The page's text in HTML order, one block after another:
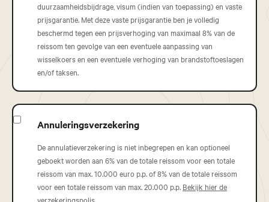
duurzaamheidsbijdrage, visum (indien van toepassing) en vaste
prijsgarantie. Met deze vaste prijsgarantie ben je volledig
beschermd tegen een prijsverhoging van maximaal 8% van de
reissom ten gevolge van een eventuele aanpassing van
wisselkoers en een eventuele verhoging van brandstoftoeslagen
en/of taksen.
Annuleringsverzekering
De annulatieverzekering is niet inbegrepen en kan optioneel
geboekt worden aan 6% van de totale reissom voor een totale
reissom van max. 10.000 euro p.p. of 8% van de totale reissom
voor een totale reissom van max. 20.000 p.p. Bekijk hier de
verzekeringspolis.